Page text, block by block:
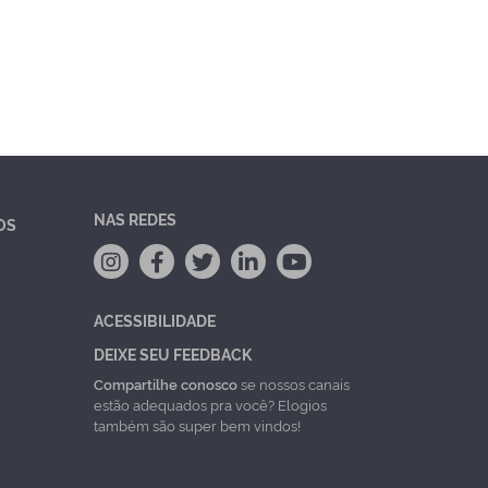
NAS REDES
ACESSIBILIDADE
DEIXE SEU FEEDBACK
Compartilhe conoscose nossos canais
estão adequados pra você? Elogios
também são super bem vindos!